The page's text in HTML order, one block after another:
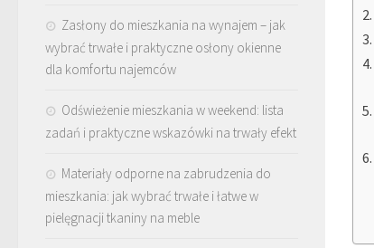
Zasłony do mieszkania na wynajem – jak
wybrać trwałe i praktyczne osłony okienne
dla komfortu najemców
Odświeżenie mieszkania w weekend: lista
zadań i praktyczne wskazówki na trwały efekt
Materiały odporne na zabrudzenia do
mieszkania: jak wybrać trwałe i łatwe w
pielęgnacji tkaniny na meble